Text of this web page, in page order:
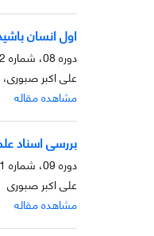
اول انسان
دوره 08، شماره 2، آذر 1397، صفحه
علی اکبر
مشاهده مقاله
بررسی اسناد
دوره 09، شماره 1، خرداد 1397، صفحه
علی اکبر صبوری
مشاهده مقاله